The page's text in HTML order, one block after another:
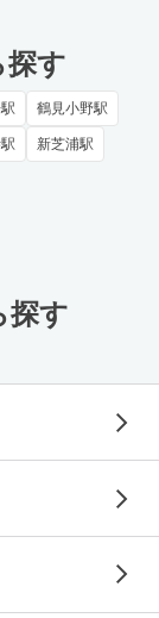
探す
鶴見小野駅
新芝浦駅
探す